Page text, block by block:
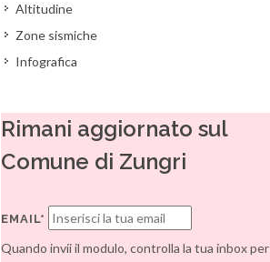
Altitudine
Zone sismiche
Infografica
Rimani aggiornato sul
Comune di Zungri
EMAIL*
Quando invii il modulo, controlla la tua inbox per